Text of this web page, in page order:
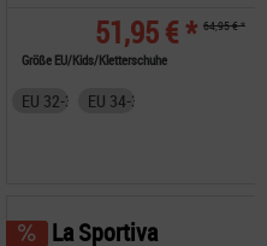
51,95 € * 64,95 € *
Größe EU/Kids/Kletterschuhe
EU 32-33 EU 34-35
La Sportiva